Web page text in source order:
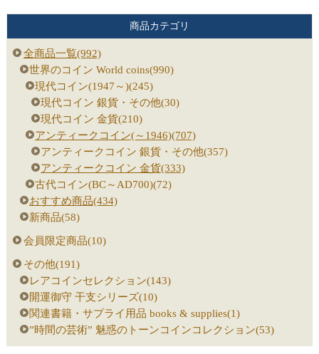
商品カテゴリ
全商品一覧(992)
世界のコイン World coins(990)
現代コイン(1947～)(245)
現代コイン 銀貨・その他(30)
現代コイン 金貨(210)
アンティークコイン(～1946)(707)
アンティークコイン 銀貨・その他(357)
アンティークコイン 金貨(333)
古代コイン(BC～AD700)(72)
おすすめ商品(434)
新商品(58)
会員限定商品(10)
その他(191)
レアコインセレクション(143)
開運御守 干支シリーズ(10)
関連書籍・サプライ用品 books & supplies(1)
”時間の芸術” 魅惑のトーンコインコレクション(53)